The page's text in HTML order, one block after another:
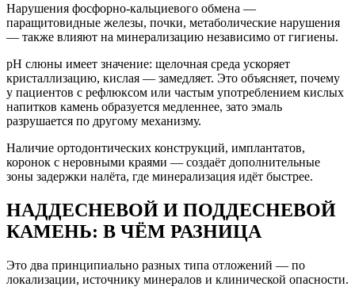
Нарушения фосфорно-кальциевого обмена —
паращитовидные железы, почки, метаболические нарушения
— также влияют на минерализацию независимо от гигиены.
pH слюны имеет значение: щелочная среда ускоряет
кристаллизацию, кислая — замедляет. Это объясняет, почему
у пациентов с рефлюксом или частым употреблением кислых
напитков камень образуется медленнее, зато эмаль
разрушается по другому механизму.
Наличие ортодонтических конструкций, имплантатов,
коронок с неровными краями — создаёт дополнительные
зоны задержки налёта, где минерализация идёт быстрее.
НАДДЕСНЕВОЙ И ПОДДЕСНЕВОЙ
КАМЕНЬ: В ЧЁМ РАЗНИЦА
Это два принципиально разных типа отложений — по
локализации, источнику минералов и клинической опасности.